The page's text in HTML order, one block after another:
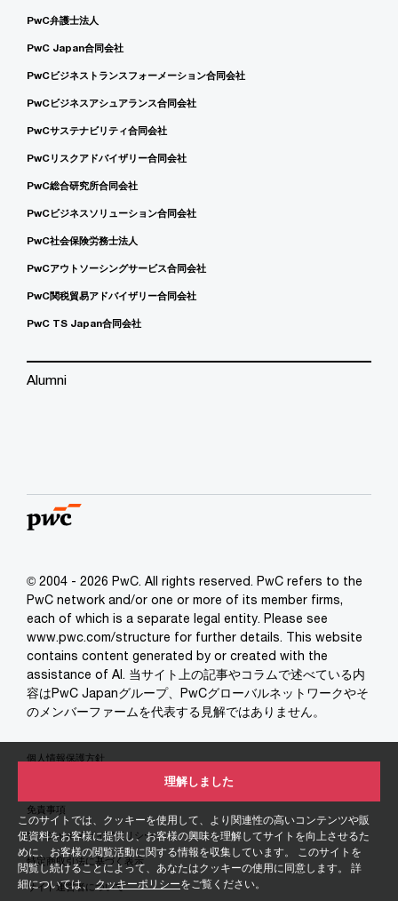
このサイトでは、クッキーを使用して、より関連性の高いコンテンツや販
促資料をお客様に提供し、お客様の興味を理解してサイトを向上させるた
めに、お客様の閲覧活動に関する情報を収集しています。 このサイトを
閲覧し続けることによって、あなたはクッキーの使用に同意します。 詳
細については、 クッキーポリシーをご覧ください。
理解しました
PwC弁護士法人
PwC Japan合同会社
PwCビジネストランスフォーメーション合同会社
PwCビジネスアシュアランス合同会社
PwCサステナビリティ合同会社
PwCリスクアドバイザリー合同会社
PwC総合研究所合同会社
PwCビジネスソリューション合同会社
PwC社会保険労務士法人
PwCアウトソーシングサービス合同会社
PwC関税貿易アドバイザリー合同会社
PwC TS Japan合同会社
Alumni
© 2004 - 2026 PwC. All rights reserved. PwC refers to the
PwC network and/or one or more of its member firms,
each of which is a separate legal entity. Please see
www.pwc.com/structure for further details. This website
contains content generated by or created with the
assistance of AI. 当サイト上の記事やコラムで述べている内
容はPwC Japanグループ、PwCグローバルネットワークやそ
のメンバーファームを代表する見解ではありません。
個人情報保護方針
免責事項
ソーシャルメディアポリシー
特定商取引法に基づく表示
サイト運営者について